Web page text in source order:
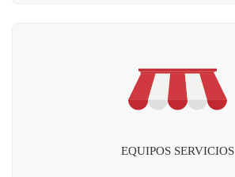
EQUIPOS SERVICIOS